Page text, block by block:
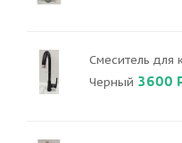
Смеситель для
Черный 3600